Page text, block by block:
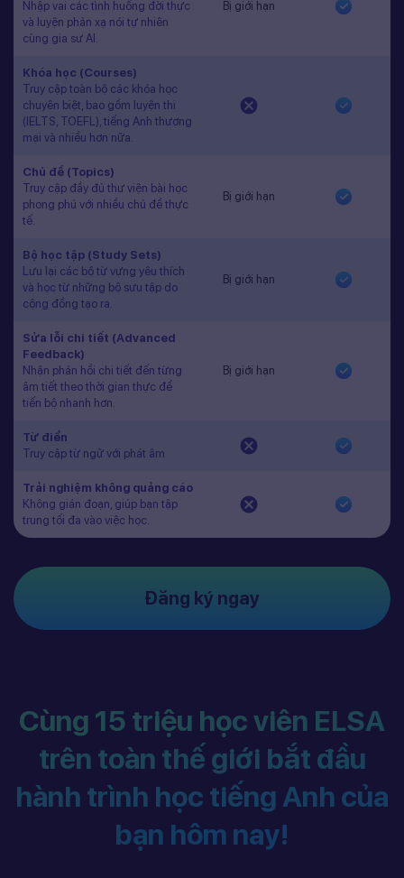
Nhập vai các tình huống đời thực
và luyện phản xạ nói tự nhiên
cùng gia sư AI.
Bị giới hạn
Khóa học (Courses)
Truy cập toàn bộ các khóa học
chuyên biệt, bao gồm luyện thi
(IELTS, TOEFL), tiếng Anh thương
mại và nhiều hơn nữa.
Chủ đề (Topics)
Truy cập đầy đủ thư viện bài học
phong phú với nhiều chủ đề thực
tế.
Bị giới hạn
Bộ học tập (Study Sets)
Lưu lại các bộ từ vựng yêu thích
và học từ những bộ sưu tập do
cộng đồng tạo ra.
Bị giới hạn
Sửa lỗi chi tiết (Advanced
Feedback)
Nhận phản hồi chi tiết đến từng
âm tiết theo thời gian thực để
tiến bộ nhanh hơn.
Bị giới hạn
Từ điển
Truy cập từ ngữ với phát âm
Trải nghiệm không quảng cáo
Không gián đoạn, giúp bạn tập
trung tối đa vào việc học.
Đăng ký ngay
Cùng 15 triệu học viên ELSA
trên toàn thế giới bắt đầu
hành trình học tiếng Anh của
bạn hôm nay!